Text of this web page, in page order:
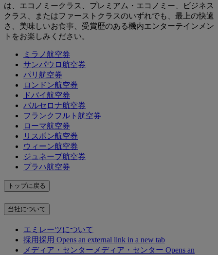
は、エコノミークラス、プレミアム・エコノミー、ビジネス
クラス、またはファーストクラスのいずれでも、最上の快適
さ、美味しいお食事、受賞歴のある機内エンターテインメン
トをお楽しみください。
ミラノ航空券
サンパウロ航空券
パリ航空券
ロンドン航空券
ドバイ航空券
バルセロナ航空券
フランクフルト航空券
ローマ航空券
リスボン航空券
ウィーン航空券
ジュネーブ航空券
プラハ航空券
トップに戻る
当社について
エミレーツについて
採用採用 Opens an external link in a new tab
メディア・センター メディア・センター Opens an